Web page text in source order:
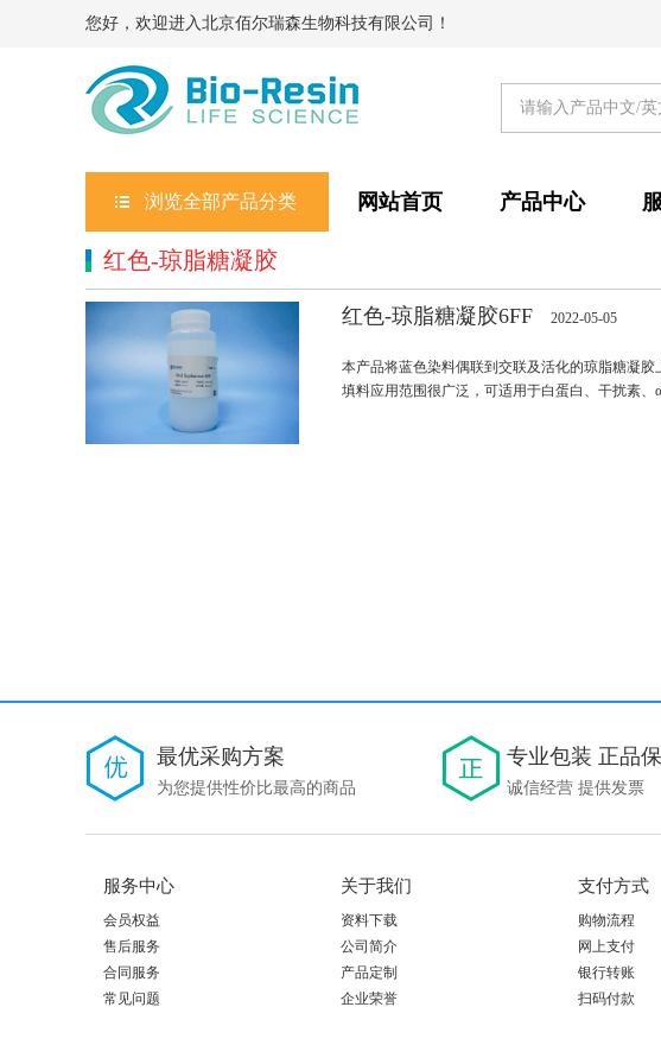
您好，欢迎进入北京佰尔瑞森生物科技有限公司！
浏览全部产品分类 网站首页 产品中心
红色-琼脂糖凝胶
红色-琼脂糖凝胶6FF 2022-05-05
本产品将蓝色染料偶联到交联及活化的琼脂糖凝
填料应用范围很广泛，可适用于白蛋白、干扰素
最优采购方案
为您提供性价比最高的商品
专业包装 正品
诚信经营 提供发票
服务中心
会员权益
售后服务
合同服务
常见问题
关于我们
资料下载
公司简介
产品定制
企业荣誉
支付方式
购物流程
网上支付
银行转账
扫码付款